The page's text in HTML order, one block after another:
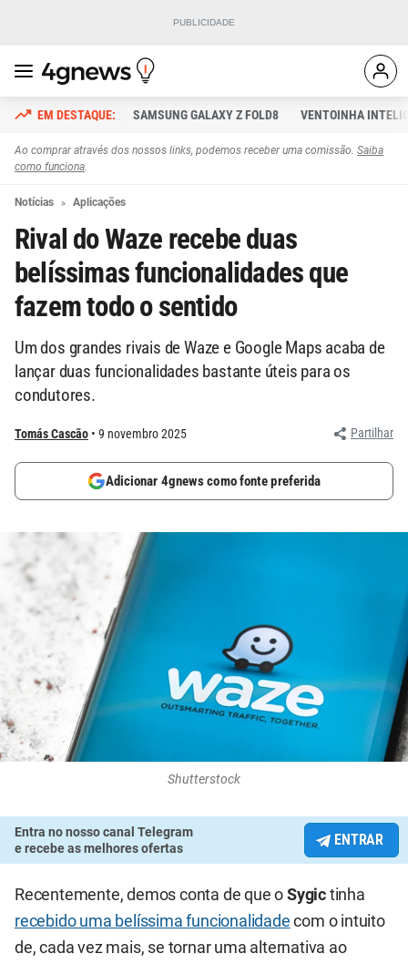
SAMSUNG GALAXY Z FOLD8 VENTOINHA
Ao comprar através dos nossos links, podemos receber uma comissão. Saiba
como funciona.
Notícias Aplicações
Rival do Waze recebe duas
belíssimas funcionalidades que
fazem todo o sentido
Um dos grandes rivais de Waze e Google Maps acaba de
lançar duas funcionalidades bastante úteis para os
condutores.
Tomás Cascão 9 novembro 2025 Partilhar
Adicionar 4gnews como fonte preferida
Shutterstock
Entra no nosso canal Telegram
e recebe as melhores ofertas
ENTRAR
Recentemente, demos conta de que o Sygic tinha
recebido uma belíssima funcionalidade com o intuito
de, cada vez mais, se tornar uma alternativa ao